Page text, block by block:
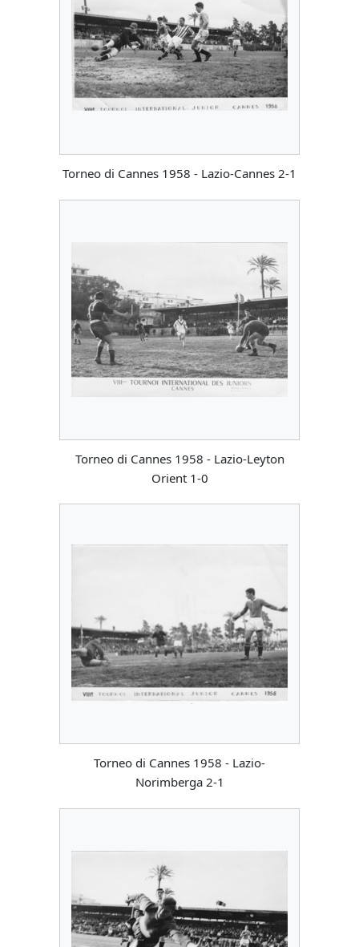
Torneo di Cannes 1958 - Lazio-Cannes 2-1
Torneo di Cannes 1958 - Lazio-Leyton
Orient 1-0
Torneo di Cannes 1958 - Lazio-
Norimberga 2-1